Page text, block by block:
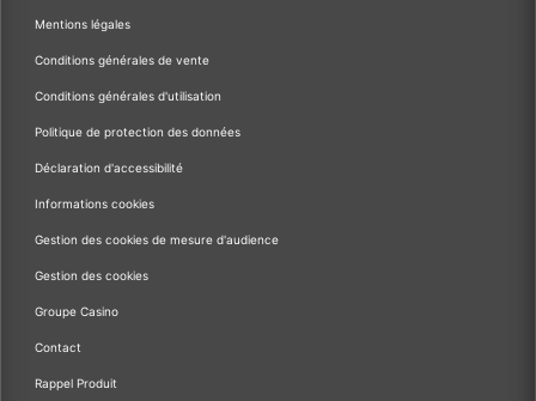
Mentions légales
Conditions générales de vente
Conditions générales d'utilisation
Politique de protection des données
Déclaration d'accessibilité
Informations cookies
Gestion des cookies de mesure d'audience
Gestion des cookies
Groupe Casino
Contact
Rappel Produit